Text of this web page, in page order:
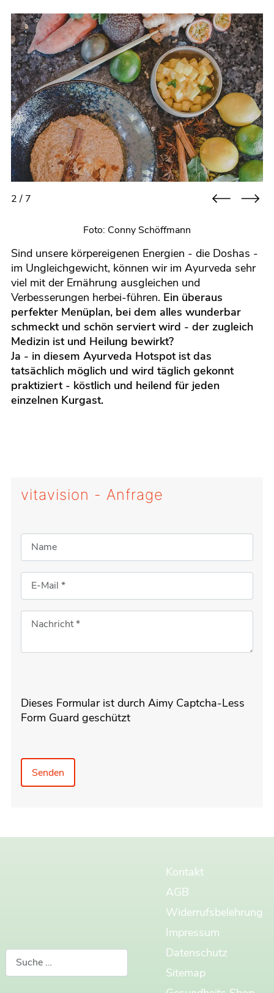
2 / 7
Foto: Conny Schöffmann
Sind unsere körpereigenen Energien - die Doshas -
im Ungleichgewicht, können wir im Ayurveda sehr
viel mit der Ernährung ausgleichen und
Verbesserungen herbei-führen. Ein überaus
perfekter Menüplan, bei dem alles wunderbar
schmeckt und schön serviert wird - der zugleich
Medizin ist und Heilung bewirkt?
Ja - in diesem Ayurveda Hotspot ist das
tatsächlich möglich und wird täglich gekonnt
praktiziert - köstlich und heilend für jeden
einzelnen Kurgast.
vitavision - Anfrage
Dieses Formular ist durch Aimy Captcha-Less
Form Guard geschützt
Senden
Suchen
Kontakt
AGB
Widerrufsbelehrung
Impressum
Datenschutz
Sitemap